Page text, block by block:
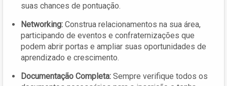
suas chances de pontuação.
Networking: Construa relacionamentos na sua área,
participando de eventos e confraternizações que
podem abrir portas e ampliar suas oportunidades de
aprendizado e crescimento.
Documentação Completa: Sempre verifique todos os